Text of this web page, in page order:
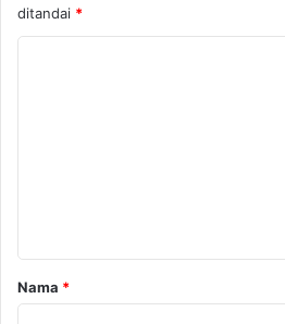
ditandai *
rNama *